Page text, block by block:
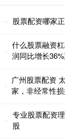
股票配资哪家
什么股票融资
润同比增长
广州股票配资
家，非经常性
专业股票配资
股